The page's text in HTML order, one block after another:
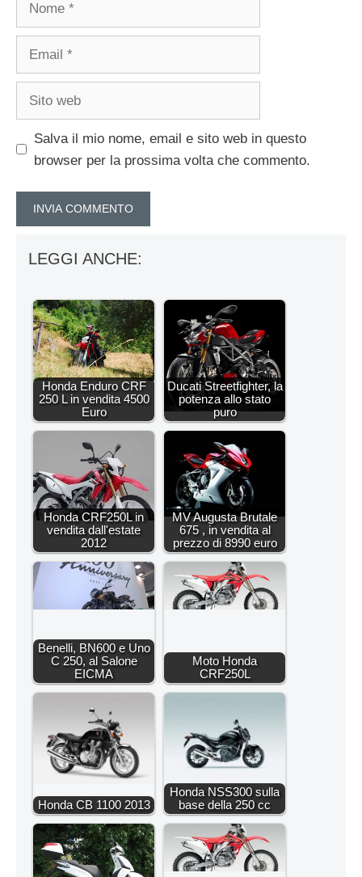
Salva il mio nome, email e sito web in questo
browser per la prossima volta che commento.
LEGGI ANCHE:
Honda Enduro CRF
250 L in vendita 4500
Euro
Ducati Streetfighter, la
potenza allo stato
puro
Honda CRF250L in
vendita dall'estate
2012
MV Augusta Brutale
675 , in vendita al
prezzo di 8990 euro
Benelli, BN600 e Uno
C 250, al Salone
EICMA
Moto Honda
CRF250L
Honda CB 1100 2013
Honda NSS300 sulla
base della 250 cc